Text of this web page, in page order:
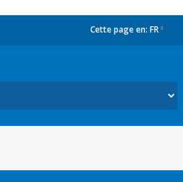
Cette page en: FR